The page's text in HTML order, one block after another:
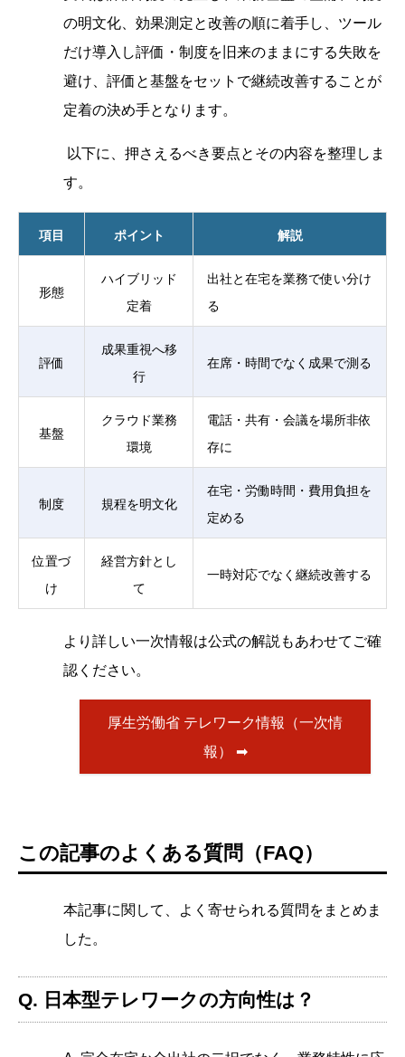
の明文化、効果測定と改善の順に着手し、ツール
だけ導入し評価・制度を旧来のままにする失敗を
避け、評価と基盤をセットで継続改善することが
定着の決め手となります。
以下に、押さえるべき要点とその内容を整理しま
す。
項目 ポイント 解説
形態
ハイブリッド
定着
出社と在宅を業務で使い分け
る
評価
成果重視へ移
行
在席・時間でなく成果で測る
基盤
クラウド業務
環境
電話・共有・会議を場所非依
存に
制度 規程を明文化
在宅・労働時間・費用負担を
定める
位置づ
け
経営方針とし
て
一時対応でなく継続改善する
より詳しい一次情報は公式の解説もあわせてご確
認ください。
厚生労働省 テレワーク情報（一次情
報） ➡
この記事のよくある質問（FAQ）
本記事に関して、よく寄せられる質問をまとめま
した。
Q. 日本型テレワークの方向性は？